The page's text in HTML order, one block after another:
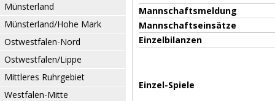
Münsterland
Münsterland/Hohe Mark
Ostwestfalen-Nord
Ostwestfalen/Lippe
Mittleres Ruhrgebiet
Westfalen-Mitte
Mannschaftsmeldung
Mannschaftseinsätze
Einzelbilanzen
Einzel-Spiele